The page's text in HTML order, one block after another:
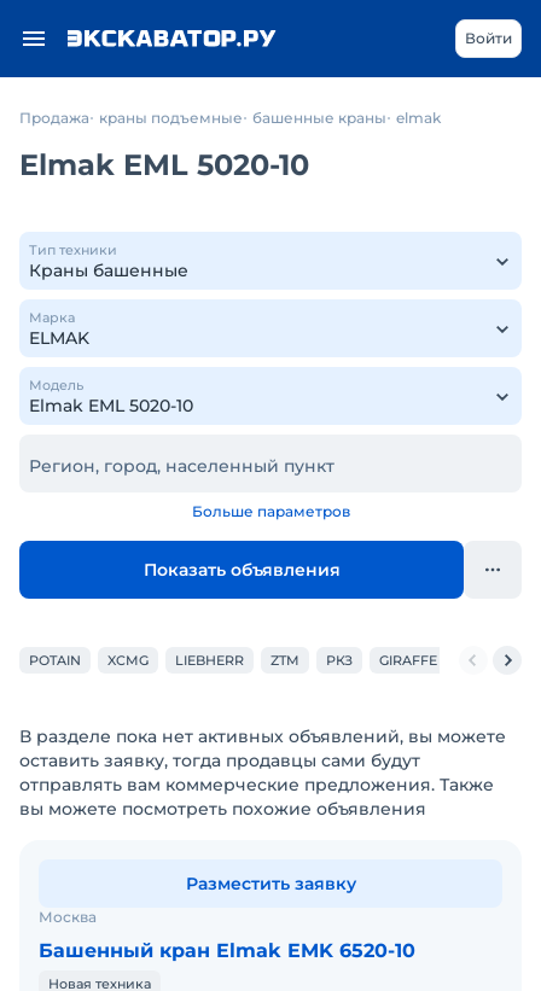
Войти
Продажа краны подъемные башенные краны elmak
Elmak EML 5020-10
Тип техники
Марка
Модель
Регион, город, населенный пункт
Больше параметров
Показать объявления
POTAIN XCMG LIEBHERR ZTM РКЗ GIRAFFE
В разделе пока нет активных объявлений, вы можете
оставить заявку, тогда продавцы сами будут
отправлять вам коммерческие предложения. Также
вы можете посмотреть похожие объявления
Москва
Башенный кран Elmak EMK 6520-10
Новая техника
Разместить заявку